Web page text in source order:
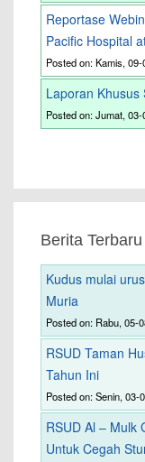
Reportase
Pacific Hospital
Posted on: Kamis,
Laporan Khusus
Posted on: Jumat,
Berita Terbaru
Kudus mulai
Muria
Posted on: Rabu, 05-
RSUD Taman
Tahun Ini
Posted on: Senin, 03-
RSUD Al – Mulk
Untuk Cegah